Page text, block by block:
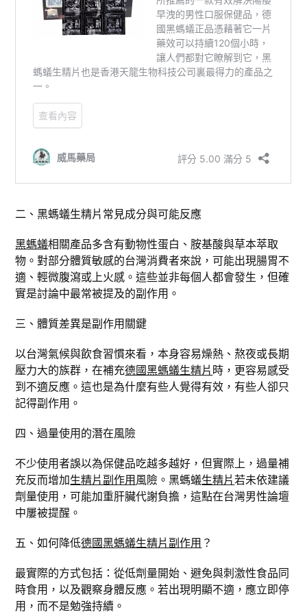
二、黑螞蟻生精片常見成分與可能反應
黑螞蟻相關產品多含有動物性蛋白、胺基酸與草本萃取
物。對部分體質敏感的台灣消費者來說，可能出現腸胃不
適、輕微腹瀉或上火感。這些並非每個人都會發生，但確
實是討論中最常被提及的副作用。
三、體質差異是副作用關鍵
以台灣氣候與飲食習慣來看，本身容易燥熱、熬夜或長期
壓力大的族群，在補充德國黑螞蟻生精片時，更容易感受
到不適反應。這也是為什麼有些人覺得有效，有些人卻只
記得副作用。
四、過量使用的潛在風險
不少使用者誤以為保健品吃越多越好，但實際上，過量補
充反而增加生精片副作用風險。黑螞蟻生精片若未依建議
劑量使用，可能加重肝臟代謝負擔，這點在台灣男性論壇
中屢被提醒。
五、如何降低德國黑螞蟻生精片副作用 ？
最實際的方式包括：從低劑量開始、避免與刺激性食品同
時食用，以及觀察身體反應。若出現明顯不適，應立即停
用，而不是勉強持續。